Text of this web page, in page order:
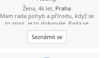
Žena, 46 let, Praha
Mam rada pohyb a přírodu, když se
to spoji, je to dokonale. Rada se
zabyvam různými druhy cvičení a
zdravým životním stylem, ale
samozrejme rezervy jsou ;-). Osobni
Seznámit se